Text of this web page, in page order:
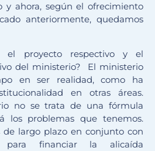
y ahora, según el ofrecimiento
anteriormente, quedamos
el proyecto respectivo y el
del ministerio? El ministerio
en ser realidad, como ha
en otras áreas.
no se trata de una fórmula
los problemas que tenemos.
de largo plazo en conjunto con
para financiar la alicaída